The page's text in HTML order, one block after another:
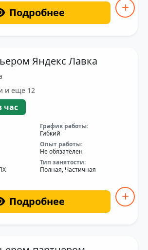
Подробнее
Яндекс Лавка
и еще 12
час
График работы:
Гибкий
Опыт работы:
Не обязателен
Тип занятости:
Полная, Частичная
Подробнее